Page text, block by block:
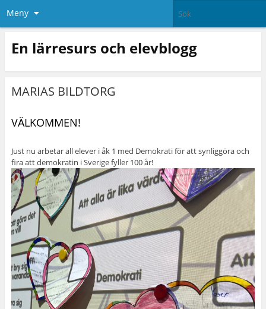
Meny
En lärresurs och elevblogg
MARIAS BILDTORG
VÄLKOMMEN!
Just nu arbetar all elever i åk 1 med Demokrati för att synliggöra och
fira att demokratin i Sverige fyller 100 år!